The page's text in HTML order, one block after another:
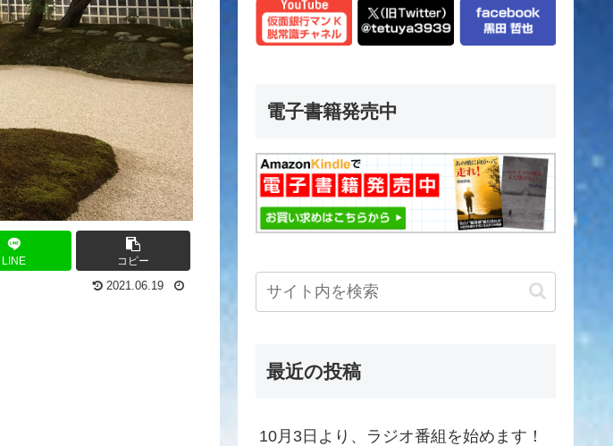
LINE コピー
2021.06.19
電子書籍発売中
最近の投稿
10月3日より、ラジオ番組を始めます！